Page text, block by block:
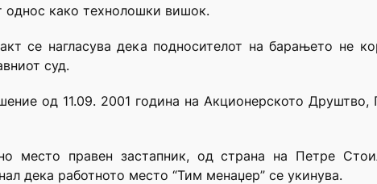
однос како технолошки вишок.
се нагласува дека подносителот на барањето не
суд.
од 11.09. 2001 година на Акционерското
место правен застапник, од страна на Петре
дека работното место “Тим менаџер” се укинува.